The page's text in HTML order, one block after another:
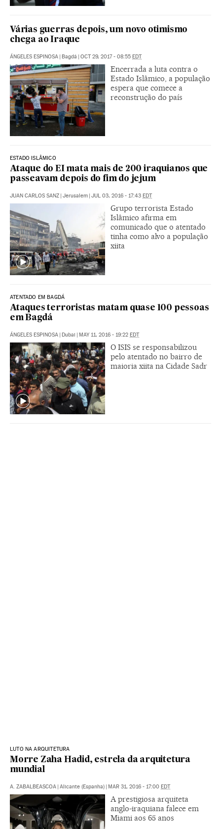
Várias guerras depois, um novo otimismo
chega ao Iraque
ÁNGELES ESPINOSA | Bagdá | OCT 29, 2017 - 08:55 EDT
Encerrada a luta contra o
Estado Islâmico, a população
espera que comece a
reconstrução do país
ESTADO ISLÂMICO
Ataque do EI mata mais de 200 iraquianos que
passeavam depois do fim do jejum
JUAN CARLOS SANZ | Jerusalem | JUL 03, 2016 - 17:43 EDT
Grupo terrorista Estado
Islâmico afirma em
comunicado que o atentado
tinha como alvo a população
xiita
ATENTADO EM BAGDÁ
Ataques terroristas matam quase 100 pessoas
em Bagdá
ÁNGELES ESPINOSA | Dubai | MAY 11, 2016 - 19:22 EDT
O ISIS se responsabilizou
pelo atentado no bairro de
maioria xiita na Cidade Sadr
LUTO NA ARQUITETURA
Morre Zaha Hadid, estrela da arquitetura
mundial
A. ZABALBEASCOA | Alicante (Espanha) | MAR 31, 2016 - 17:00 EDT
A prestigiosa arquiteta
anglo-iraquiana falece em
Miami aos 65 anos